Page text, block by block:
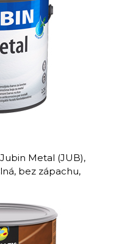
Metal (JUB),
bez zápachu,